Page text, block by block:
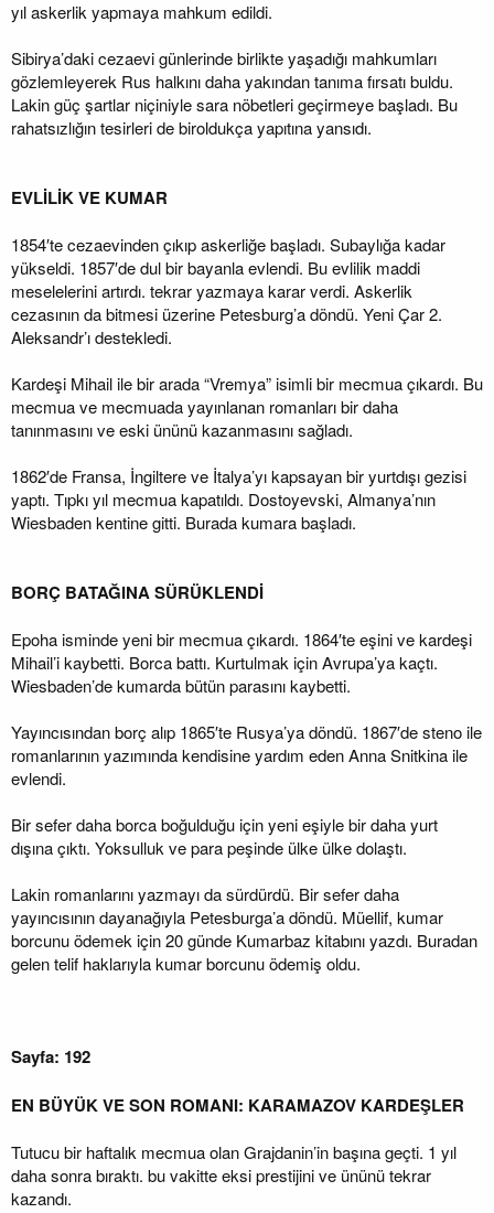
yıl askerlik yapmaya mahkum edildi.
Sibirya’daki cezaevi günlerinde birlikte yaşadığı mahkumları
gözlemleyerek Rus halkını daha yakından tanıma fırsatı buldu.
Lakin güç şartlar niçiniyle sara nöbetleri geçirmeye başladı. Bu
rahatsızlığın tesirleri de biroldukça yapıtına yansıdı.
EVLİLİK VE KUMAR
1854′te cezaevinden çıkıp askerliğe başladı. Subaylığa kadar
yükseldi. 1857′de dul bir bayanla evlendi. Bu evlilik maddi
meselelerini artırdı. tekrar yazmaya karar verdi. Askerlik
cezasının da bitmesi üzerine Petesburg’a döndü. Yeni Çar 2.
Aleksandr’ı destekledi.
Kardeşi Mihail ile bir arada “Vremya” isimli bir mecmua çıkardı. Bu
mecmua ve mecmuada yayınlanan romanları bir daha
tanınmasını ve eski ününü kazanmasını sağladı.
1862′de Fransa, İngiltere ve İtalya’yı kapsayan bir yurtdışı gezisi
yaptı. Tıpkı yıl mecmua kapatıldı. Dostoyevski, Almanya’nın
Wiesbaden kentine gitti. Burada kumara başladı.
BORÇ BATAĞINA SÜRÜKLENDİ
Epoha isminde yeni bir mecmua çıkardı. 1864′te eşini ve kardeşi
Mihail’i kaybetti. Borca battı. Kurtulmak için Avrupa’ya kaçtı.
Wiesbaden’de kumarda bütün parasını kaybetti.
Yayıncısından borç alıp 1865′te Rusya’ya döndü. 1867′de steno ile
romanlarının yazımında kendisine yardım eden Anna Snitkina ile
evlendi.
Bir sefer daha borca boğulduğu için yeni eşiyle bir daha yurt
dışına çıktı. Yoksulluk ve para peşinde ülke ülke dolaştı.
Lakin romanlarını yazmayı da sürdürdü. Bir sefer daha
yayıncısının dayanağıyla Petesburga’a döndü. Müellif, kumar
borcunu ödemek için 20 günde Kumarbaz kitabını yazdı. Buradan
gelen telif haklarıyla kumar borcunu ödemiş oldu.
Sayfa: 192
EN BÜYÜK VE SON ROMANI: KARAMAZOV KARDEŞLER
Tutucu bir haftalık mecmua olan Grajdanin’in başına geçti. 1 yıl
daha sonra bıraktı. bu vakitte eksi prestijini ve ününü tekrar
kazandı.